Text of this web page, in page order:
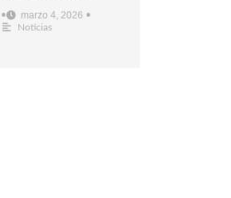
• marzo 4, 2026 •
Noticias